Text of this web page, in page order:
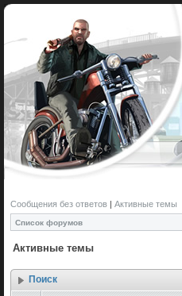
Сообщения без ответов | Активные темы
Список форумов
Активные темы
Поиск